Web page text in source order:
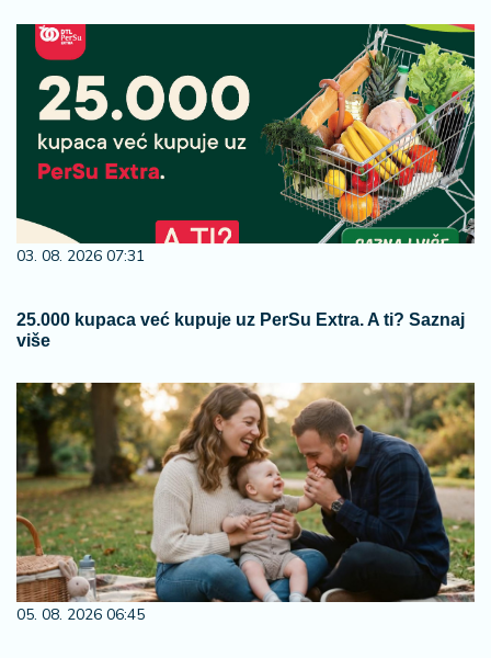
03. 08. 2026 07:31
25.000 kupaca već kupuje uz PerSu Extra. A ti? Saznaj
više
05. 08. 2026 06:45